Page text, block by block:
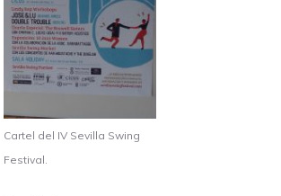
Cartel del IV Sevilla Swing
Festival.